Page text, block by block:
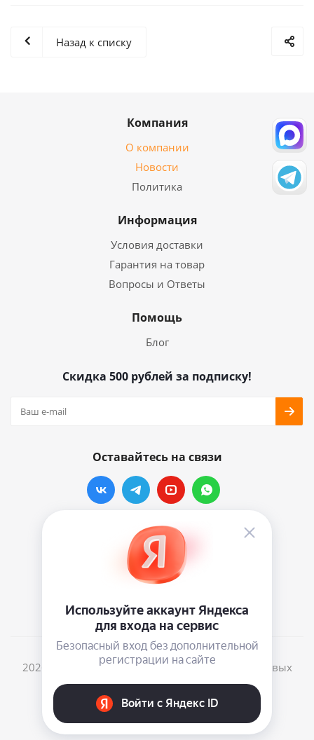
Назад к списку
Компания
О компании
Новости
Политика
Информация
Условия доставки
Гарантия на товар
Вопросы и Ответы
Помощь
Блог
Скидка 500 рублей за подписку!
Оставайтесь на связи
Наши контакты
info@vinylmarkt.ru
2026 © Винилмаркт - интернет-магазин виниловых
пластинок